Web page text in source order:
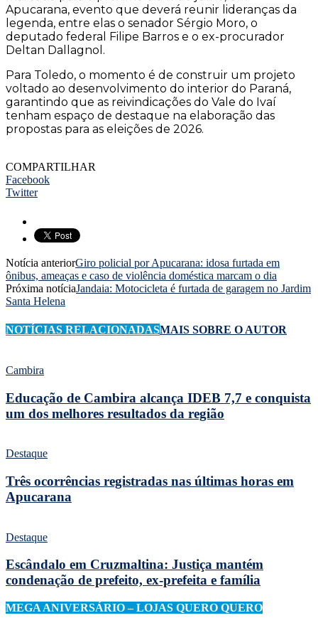
Apucarana, evento que deverá reunir lideranças da
legenda, entre elas o senador Sérgio Moro, o
deputado federal Filipe Barros e o ex-procurador
Deltan Dallagnol.
Para Toledo, o momento é de construir um projeto
voltado ao desenvolvimento do interior do Paraná,
garantindo que as reivindicações do Vale do Ivaí
tenham espaço de destaque na elaboração das
propostas para as eleições de 2026.
COMPARTILHAR
Facebook
Twitter
Notícia anteriorGiro policial por Apucarana: idosa furtada em
ônibus, ameaças e caso de violência doméstica marcam o dia
Próxima notíciaJandaia: Motocicleta é furtada de garagem no Jardim
Santa Helena
NOTÍCIAS RELACIONADASMAIS SOBRE O AUTOR
Cambira
Educação de Cambira alcança IDEB 7,7 e conquista
um dos melhores resultados da região
Destaque
Três ocorrências registradas nas últimas horas em
Apucarana
Destaque
Escândalo em Cruzmaltina: Justiça mantém
condenação de prefeito, ex-prefeita e família
MEGA ANIVERSÁRIO – LOJAS QUERO QUERO